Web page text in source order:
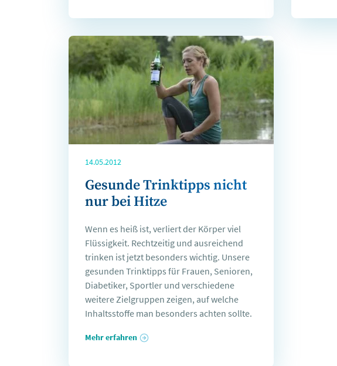
14.05.2012
Gesunde Trinktipps nicht
nur bei Hitze
Wenn es heiß ist, verliert der Körper viel
Flüssigkeit. Rechtzeitig und ausreichend
trinken ist jetzt besonders wichtig. Unsere
gesunden Trinktipps für Frauen, Senioren,
Diabetiker, Sportler und verschiedene
weitere Zielgruppen zeigen, auf welche
Inhaltsstoffe man besonders achten sollte.
Mehr erfahren